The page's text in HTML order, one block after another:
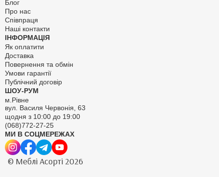
Блог
Про нас
Співпраця
Наші контакти
ІНФОРМАЦІЯ
Як оплатити
Доставка
Повернення та обмін
Умови гарантії
Публічний договір
ШОУ-РУМ
м.Рівне
вул. Василя Червонія, 63
щодня з 10:00 до 19:00
(068)772-27-25
МИ В СОЦМЕРЕЖАХ
© Меблі Асорті 2026